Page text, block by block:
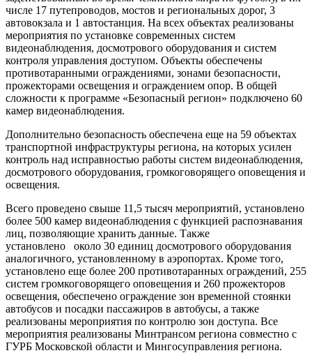
числе 17 путепроводов, мостов и региональных дорог, 3
автовокзала и 1 автостанция. На всех объектах реализованы
мероприятия по установке современных систем
видеонаблюдения, досмотрового оборудования и систем
контроля управления доступом. Объекты обеспечены
противотаранными ограждениями, зонами безопасности,
прожекторами освещения и ограждением опор. В общей
сложности к программе «Безопасный регион» подключено 60
камер видеонаблюдения.
Дополнительно безопасность обеспечена еще на 59 объектах
транспортной инфраструктуры региона, на которых усилен
контроль над исправностью работы систем видеонаблюдения,
досмотрового оборудования, громкоговорящего оповещения и
освещения.
Всего проведено свыше 11,5 тысяч мероприятий, установлено
более 500 камер видеонаблюдения с функцией распознавания
лиц, позволяющие хранить данные. Также
установлено около 30 единиц досмотрового оборудования
аналогичного, установленному в аэропортах. Кроме того,
установлено еще более 200 противотаранных ограждений, 255
систем громкоговорящего оповещения и 260 прожекторов
освещения, обеспечено ограждение зон временной стоянки
автобусов и посадки пассажиров в автобусы, а также
реализованы мероприятия по контролю зон доступа. Все
мероприятия реализованы Минтрансом региона совместно с
ГУРБ Московской области и Мингосуправления региона.